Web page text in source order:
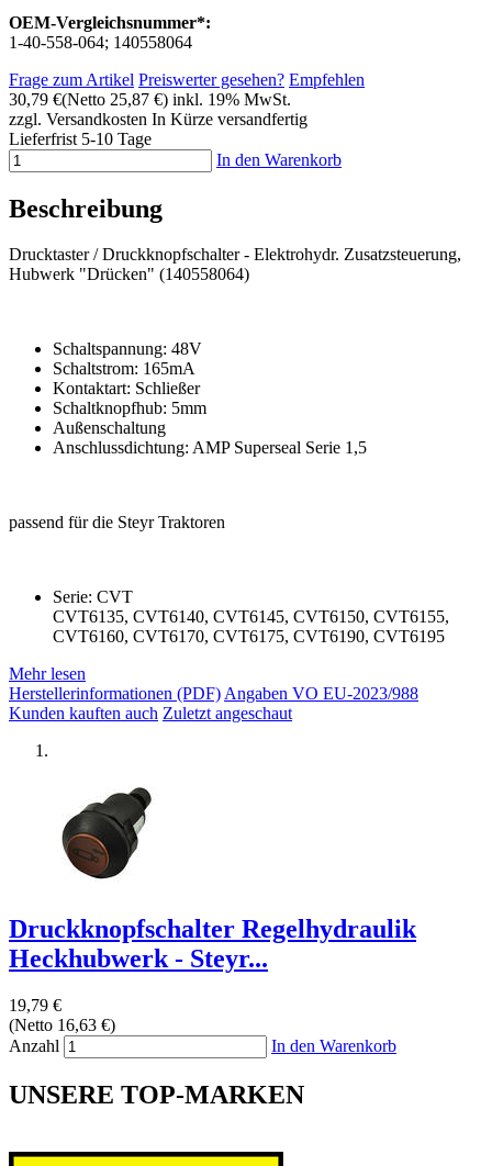
OEM-Vergleichsnummer*:
1-40-558-064; 140558064
Frage zum Artikel Preiswerter gesehen? Empfehlen
30,79 €(Netto 25,87 €) inkl. 19% MwSt.
zzgl. Versandkosten In Kürze versandfertig
Lieferfrist 5-10 Tage
In den Warenkorb
Beschreibung
Drucktaster / Druckknopfschalter - Elektrohydr. Zusatzsteuerung,
Hubwerk "Drücken" (140558064)
Schaltspannung: 48V
Schaltstrom: 165mA
Kontaktart: Schließer
Schaltknopfhub: 5mm
Außenschaltung
Anschlussdichtung: AMP Superseal Serie 1,5
passend für die Steyr Traktoren
Serie: CVT
CVT6135, CVT6140, CVT6145, CVT6150, CVT6155,
CVT6160, CVT6170, CVT6175, CVT6190, CVT6195
Mehr lesen
Herstellerinformationen (PDF)Angaben VO EU-2023/988
Kunden kauften auch Zuletzt angeschaut
Druckknopfschalter Regelhydraulik
Heckhubwerk - Steyr...
19,79 €
(Netto 16,63 €)
Anzahl
In den Warenkorb
UNSERE TOP-MARKEN